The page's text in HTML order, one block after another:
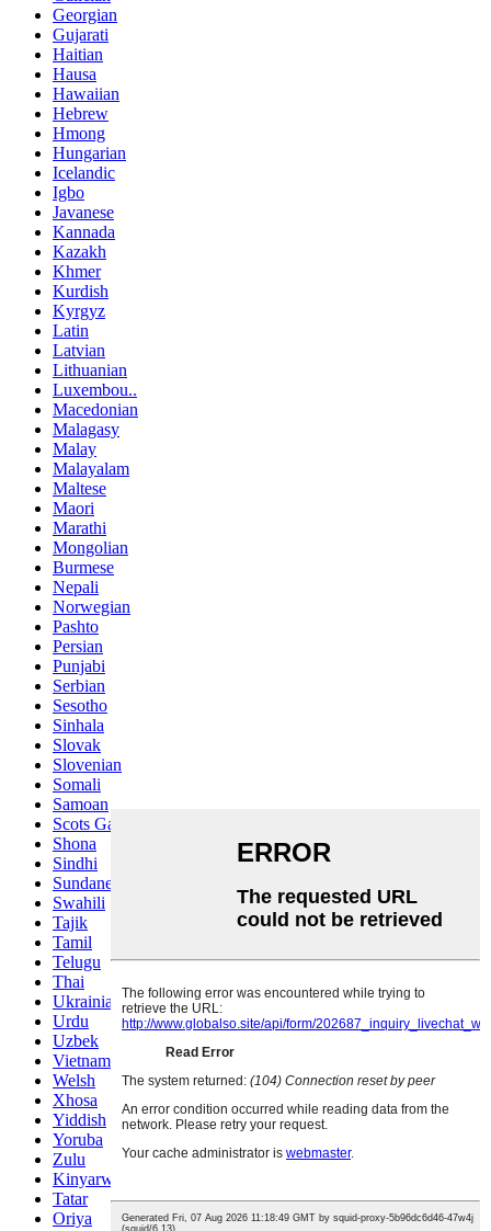
Georgian
Gujarati
Haitian
Hausa
Hawaiian
Hebrew
Hmong
Hungarian
Icelandic
Igbo
Javanese
Kannada
Kazakh
Khmer
Kurdish
Kyrgyz
Latin
Latvian
Lithuanian
Luxembou..
Macedonian
Malagasy
Malay
Malayalam
Maltese
Maori
Marathi
Mongolian
Burmese
Nepali
Norwegian
Pashto
Persian
Punjabi
Serbian
Sesotho
Sinhala
Slovak
Slovenian
Somali
Samoan
Scots Gaelic
Shona
Sindhi
Sundanese
Swahili
Tajik
Tamil
Telugu
Thai
Ukrainian
Urdu
Uzbek
Vietnamese
Welsh
Xhosa
Yiddish
Yoruba
Zulu
Kinyarwanda
Tatar
Oriya